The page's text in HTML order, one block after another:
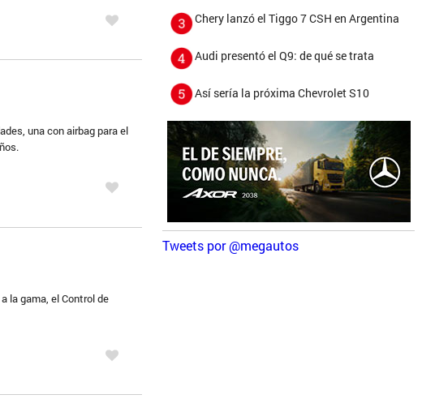
una con airbag para el
la gama, el Control de
Chery lanzó el Tiggo 7 CSH en Argentina
Audi presentó el Q9: de qué se trata
Así sería la próxima Chevrolet S10
Tweets por @megautos